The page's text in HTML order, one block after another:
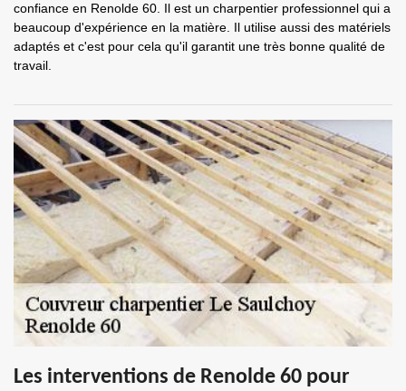
confiance en Renolde 60. Il est un charpentier professionnel qui a
beaucoup d'expérience en la matière. Il utilise aussi des matériels
adaptés et c'est pour cela qu'il garantit une très bonne qualité de
travail.
Les interventions de Renolde 60 pour